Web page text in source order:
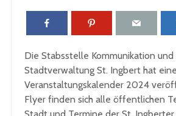
Die Stabsstelle Kommunikation
Stadtverwaltung St. Ingbert hat
Veranstaltungskalender 2024
Flyer finden sich alle öffentlichen